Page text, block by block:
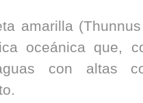
amarilla
oceánica que,
con altas